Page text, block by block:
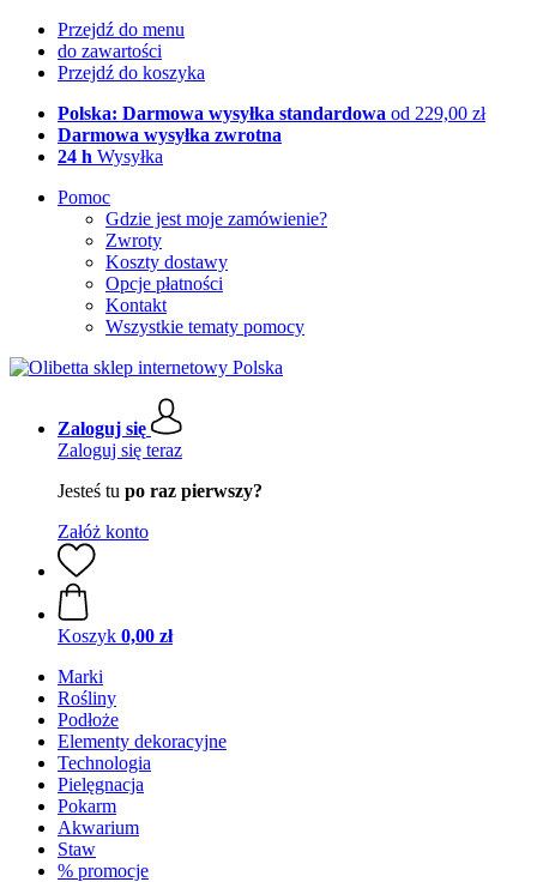
Przejdź do menu
do zawartości
Przejdź do koszyka
Polska: Darmowa wysyłka standardowa od 229,00 zł
Darmowa wysyłka zwrotna
24 h Wysyłka
Pomoc
Gdzie jest moje zamówienie?
Zwroty
Koszty dostawy
Opcje płatności
Kontakt
Wszystkie tematy pomocy
Zaloguj się
Zaloguj się teraz
Jesteś tu po raz pierwszy?
Załóż konto
Koszyk 0,00 zł
Marki
Rośliny
Podłoże
Elementy dekoracyjne
Technologia
Pielęgnacja
Pokarm
Akwarium
Staw
% promocje